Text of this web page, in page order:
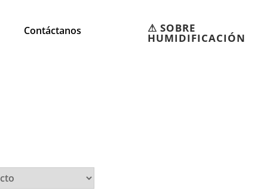
Contáctanos ⚠︎ SOBRE
HUMIDIFICACIÓN